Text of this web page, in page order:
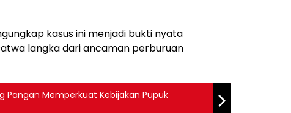
kasus ini menjadi bukti nyata
langka dari ancaman perburuan
Pangan Memperkuat Kebijakan Pupuk